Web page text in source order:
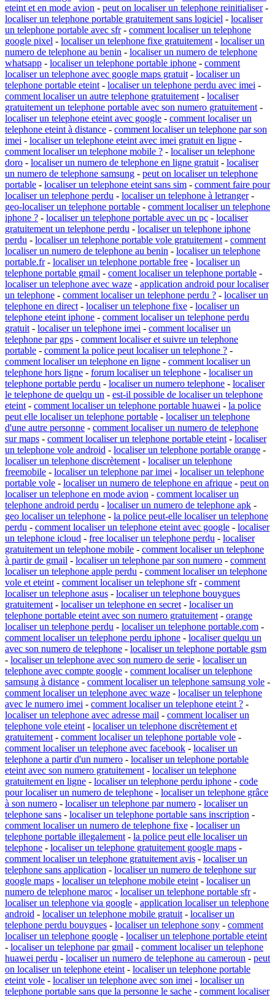
eteint et en mode avion - peut on localiser un telephone reinitialiser-
localiser un telephone portable gratuitement sans logiciel - localiser
un telephone portable avec sfr- comment localiser un telephone
google pixel - localiser un telephone fixe gratuitement - localiser un
numero de telephone au benin - localiser un numero de telephone
whatsapp - localiser un telephone portable iphone - comment
localiser un telephone avec google maps gratuit - localiser un
telephone portable eteint - localiser un telephone perdu avec imei -
comment localiser un autre telephone gratuitement - localiser
gratuitement un telephone portable avec son numero gratuitement -
localiser un telephone eteint avec google - comment localiser un
telephone eteint à distance - comment localiser un telephone par son
imei - localiser un telephone eteint avec imei gratuit en ligne -
comment localiser un telephone mobile ? - localiser un telephone
doro - localiser un numero de telephone en ligne gratuit - localiser
un numero de telephone samsung - peut on localiser un telephone
portable - localiser un telephone eteint sans sim - comment faire pour
localiser un telephone perdu - localiser un telephone à letranger-
geo-localiser un telephone portable - comment localiser un telephone
iphone ? - localiser un telephone portable avec un pc - localiser
gratuitement un telephone perdu - localiser un telephone iphone
perdu - localiser un telephone portable vole gratuitement - comment
localiser un numero de telephone au benin - localiser un telephone
portable.fr- localiser un telephone portable free - localiser un
telephone portable gmail - coment localiser un telephone portable -
localiser un telephone avec waze - application android pour localiser
un telephone - comment localiser un telephone perdu ? - localiser un
telephone en direct - localiser un telephone fixe - localiser un
telephone eteint iphone - comment localiser un telephone perdu
gratuit - localiser un telephone imei - comment localiser un
telephone par gps - comment localiser et suivre un telephone
portable - comment la police peut localiser un telephone ? -
comment localiser un telephone en ligne - comment localiser un
telephone hors ligne - forum localiser un telephone - localiser un
telephone portable perdu - localiser un numero telephone - localiser
le telephone de quelqu un - est-il possible de localiser un telephone
eteint - comment localiser un telephone portable huawei - la police
peut elle localiser un telephone portable - localiser un telephone
d'une autre personne - comment localiser un numero de telephone
sur maps - comment localiser un telephone portable eteint - localiser
un telephone vole android - localiser un telephone portable orange -
localiser un telephone discrètement - localiser un telephone
freemobile - localiser un telephone par imei - localiser un telephone
portable vole - localiser un numero de telephone en afrique - peut on
localiser un telephone en mode avion - comment localiser un
telephone android perdu - localiser un numero de telephone apk -
geo localiser un telephone - la police peut-elle localiser un telephone
perdu - comment localiser un telephone eteint avec google - localiser
un telephone icloud - free localiser un telephone perdu - localiser
gratuitement un telephone mobile - comment localiser un telephone
à partir de gmail - localiser un telephone par son numero - comment
localiser un telephone apple perdu - comment localiser un telephone
vole et eteint - comment localiser un telephone sfr- comment
localiser un telephone asus - localiser un telephone bouygues
gratuitement - localiser un telephone en secret - localiser un
telephone portable eteint avec son numero gratuitement - orange
localiser un telephone perdu - localiser un telephone portable.com -
comment localiser un telephone perdu iphone - localiser quelqu un
avec son numero de telephone - localiser un telephone portable gsm
- localiser un telephone avec son numero de serie - localiser un
telephone avec compte google - comment localiser un telephone
samsung à distance - comment localiser un telephone samsung vole -
comment localiser un telephone avec waze - localiser un telephone
avec le numero imei - comment localiser un telephone eteint ? -
localiser un telephone avec adresse mail - comment localiser un
telephone vole eteint - localiser un telephone discrètement et
gratuitement - comment localiser un telephone portable vole -
comment localiser un telephone avec facebook - localiser un
telephone a partir d'un numero - localiser un telephone portable
eteint avec son numero gratuitement - localiser un telephone
gratuitement en ligne - localiser un telephone perdu iphone - code
pour localiser un numero de telephone - localiser un telephone grâce
à son numero - localiser un telephone par numero - localiser un
telephone sans - localiser un telephone portable sans inscription -
comment localiser un numero de telephone fixe - localiser un
telephone portable illegalement - la police peut elle localiser un
telephone - localiser un telephone gratuitement google maps -
comment localiser un telephone gratuitement avis - localiser un
telephone sans application - localiser un numero de telephone sur
google maps - localiser un telephone mobile eteint - localiser un
numero de telephone maroc - localiser un telephone portable sfr-
localiser un telephone via google - application localiser un telephone
android - localiser un telephone mobile gratuit - localiser un
telephone perdu bouygues - localiser un telephone sony - comment
localiser un telephone google - localiser un telephone portable eteint
- localiser un telephone par gmail - comment localiser un telephone
huawei perdu - localiser un numero de telephone au cameroun - peut
on localiser un telephone eteint - localiser un telephone portable
eteint vole - localiser un telephone avec son imei - localiser un
telephone portable sans que la personne le sache - comment localiser